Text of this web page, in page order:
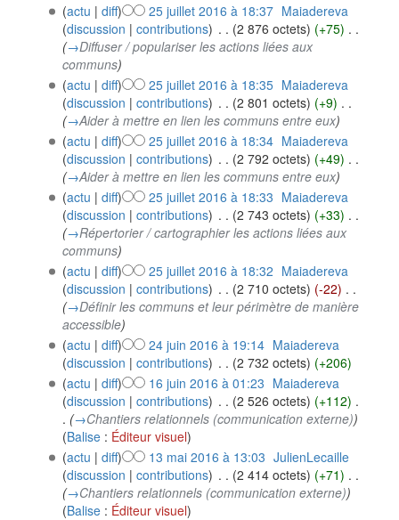
(actu | diff) 25 juillet 2016 à 18:37‎ Maiadereva
(discussion | contributions) . . (2 876 octets) (+75) . .
(→Diffuser / populariser les actions liées aux
communs)
(actu | diff) 25 juillet 2016 à 18:35‎ Maiadereva
(discussion | contributions) . . (2 801 octets) (+9) . .
(→Aider à mettre en lien les communs entre eux)
(actu | diff) 25 juillet 2016 à 18:34‎ Maiadereva
(discussion | contributions) . . (2 792 octets) (+49) . .
(→Aider à mettre en lien les communs entre eux)
(actu | diff) 25 juillet 2016 à 18:33 Maiadereva
(discussion | contributions) . . (2 743 octets) (+33) . .
(→Répertorier / cartographier les actions liées aux
communs)
(actu | diff) 25 juillet 2016 à 18:32 Maiadereva
(discussion | contributions) . . (2 710 octets) (-22) . .
(→Définir les communs et leur périmètre de manière
accessible)
(actu | diff) 24 juin 2016 à 19:14‎ Maiadereva
(discussion | contributions) . . (2 732 octets) (+206)
(actu | diff) 16 juin 2016 à 01:23 Maiadereva
(discussion | contributions) . . (2 526 octets) (+112) .
. (→Chantiers relationnels (communication externe))
(Balise: Éditeur visuel)
(actu | diff) 13 mai 2016 à 13:03 JulienLecaille
(discussion | contributions) . . (2 414 octets) (+71) . .
(→Chantiers relationnels (communication externe))
(Balise: Éditeur visuel)